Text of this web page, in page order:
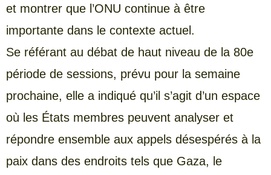
et montrer que l’ONU continue à être
importante dans le contexte actuel.
Se référant au débat de haut niveau de la 80e
période de sessions, prévu pour la semaine
prochaine, elle a indiqué qu’il s’agit d’un espace
où les États membres peuvent analyser et
répondre ensemble aux appels désespérés à la
paix dans des endroits tels que Gaza, le